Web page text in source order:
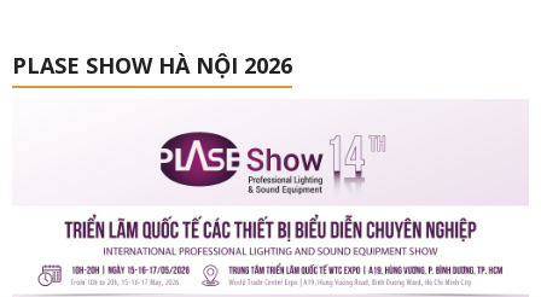
PLASE SHOW HÀ NỘI 2026